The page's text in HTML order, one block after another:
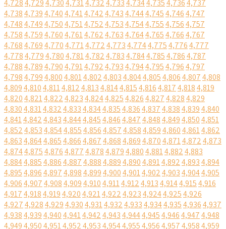
4,7284,7294,7304,7314,7324,7334,7344,7354,7364,737
4,7384,7394,7404,7414,7424,7434,7444,7454,7464,747
4,7484,7494,7504,7514,7524,7534,7544,7554,7564,757
4,7584,7594,7604,7614,7624,7634,7644,7654,7664,767
4,7684,7694,7704,7714,7724,7734,7744,7754,7764,777
4,7784,7794,7804,7814,7824,7834,7844,7854,7864,787
4,7884,7894,7904,7914,7924,7934,7944,7954,7964,797
4,7984,7994,8004,8014,8024,8034,8044,8054,8064,8074,808
4,8094,8104,8114,8124,8134,8144,8154,8164,8174,8184,819
4,8204,8214,8224,8234,8244,8254,8264,8274,8284,829
4,8304,8314,8324,8334,8344,8354,8364,8374,8384,8394,840
4,8414,8424,8434,8444,8454,8464,8474,8484,8494,8504,851
4,8524,8534,8544,8554,8564,8574,8584,8594,8604,8614,862
4,8634,8644,8654,8664,8674,8684,8694,8704,8714,8724,873
4,8744,8754,8764,8774,8784,8794,8804,8814,8824,883
4,8844,8854,8864,8874,8884,8894,8904,8914,8924,8934,894
4,8954,8964,8974,8984,8994,9004,9014,9024,9034,9044,905
4,9064,9074,9084,9094,9104,9114,9124,9134,9144,9154,916
4,9174,9184,9194,9204,9214,9224,9234,9244,9254,926
4,9274,9284,9294,9304,9314,9324,9334,9344,9354,9364,937
4,9384,9394,9404,9414,9424,9434,9444,9454,9464,9474,948
4,9494,9504,9514,9524,9534,9544,9554,9564,9574,9584,959